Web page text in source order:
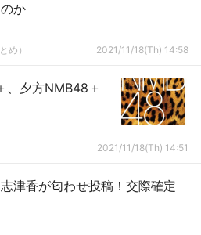
か
め） 2021/11/18(Th) 14:58
、夕方NMB48＋
2021/11/18(Th) 14:51
津香が匂わせ投稿！交際確定